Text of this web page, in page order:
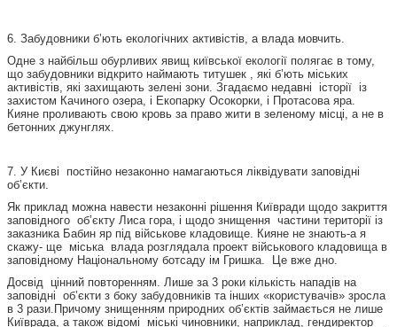
6. Забудовники б’ють екологічних активістів, а влада мовчить.
Одне з найбільш обурливих явищ київської екології полягає в тому,
що забудовники відкрито наймають титушек , які б’ють міських
активістів, які захищають зелені зони. Згадаємо недавні історії із
захистом Качиного озера, і Екопарку Осокорки, і Протасова яра.
Кияне проливають свою кровь за право жити в зеленому місці, а не в
бетонних джунглях.
7. У Києві постійно незаконно намагаються ліквідувати заповідні
об’єкти.
Як приклад можна навести незаконні рішення Київради щодо закриття
заповідного об’єкту Лиса гора, і щодо знищення частини території із
заказника Бабин яр під військове кладовище. Кияне не знають-а я
скажу- ще міська влада розглядала проект військового кладовища в
заповідному Національному ботсаду ім Гришка. Це вже дно.
Досвід цінний повторенням. Лише за 3 роки кількість нападів на
заповідні об’єкти з боку забудовників та інших «користувачів» зросла
в 3 рази.Причому знищенням природних об’єктів займається не лише
Київрада, а також відомі міські чиновники, наприклад, гендиректор